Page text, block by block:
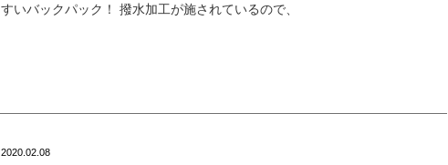
すいバックパック！ 撥水加工が施されているので、
2020.02.08